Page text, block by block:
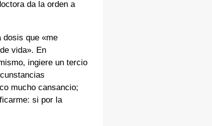
da la orden a
dosis que «me
vida». En
ingiere un tercio
mucho cansancio;
si por la